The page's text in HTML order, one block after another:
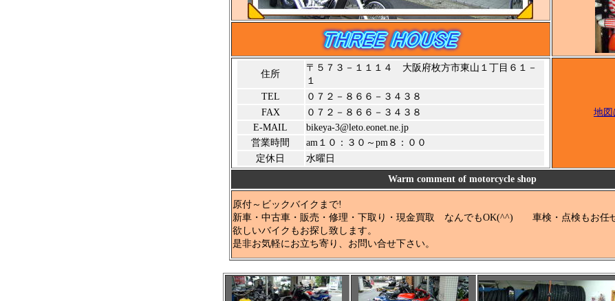
住所
〒５７３－１１１４ 大阪府枚方市東山１丁目６１－
１
TEL
０７２－８６６－３４３８
FAX
０７２－８６６－３４３８
E-MAIL
bikeya-3@leto.eonet.ne.jp
営業時間
am１０：３０～pm８：００
定休日
水曜日
地図
Warm comment of motorcycle shop
原付～ビックバイクまで!
新車・中古車・販売・修理・下取り・現金買取 なんでもOK(^^) 車検・点検もお任
欲しいバイクもお探し致します。
是非お気軽にお立ち寄り、お問い合せ下さい。